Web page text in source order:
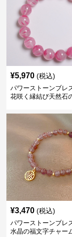
¥5,970 (税込)
パワーストーンブレ
花咲く縁結び天然石
¥3,470 (税込)
パワーストーンブレ
水晶の福文字チャー